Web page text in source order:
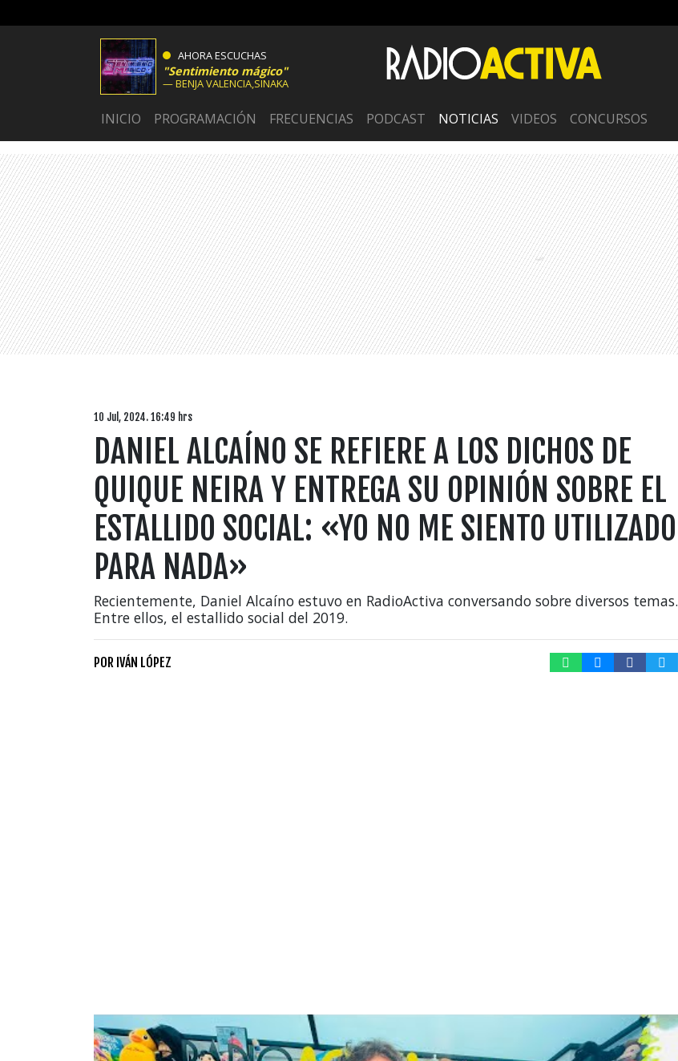
AHORA ESCUCHAS
Sentimiento mágico
BENJA VALENCIA,SINAKA
INICIO PROGRAMACIÓN FRECUENCIAS PODCAST NOTICIAS VIDEOS CONCURSOS
10 Jul, 2024. 16:49 hrs
DANIEL ALCAÍNO SE REFIERE A LOS DICHOS DE
QUIQUE NEIRA Y ENTREGA SU OPINIÓN SOBRE EL
ESTALLIDO SOCIAL: «YO NO ME SIENTO UTILIZADO
PARA NADA»
Recientemente, Daniel Alcaíno estuvo en RadioActiva conversando sobre diversos temas.
Entre ellos, el estallido social del 2019.
POR IVÁN LÓPEZ